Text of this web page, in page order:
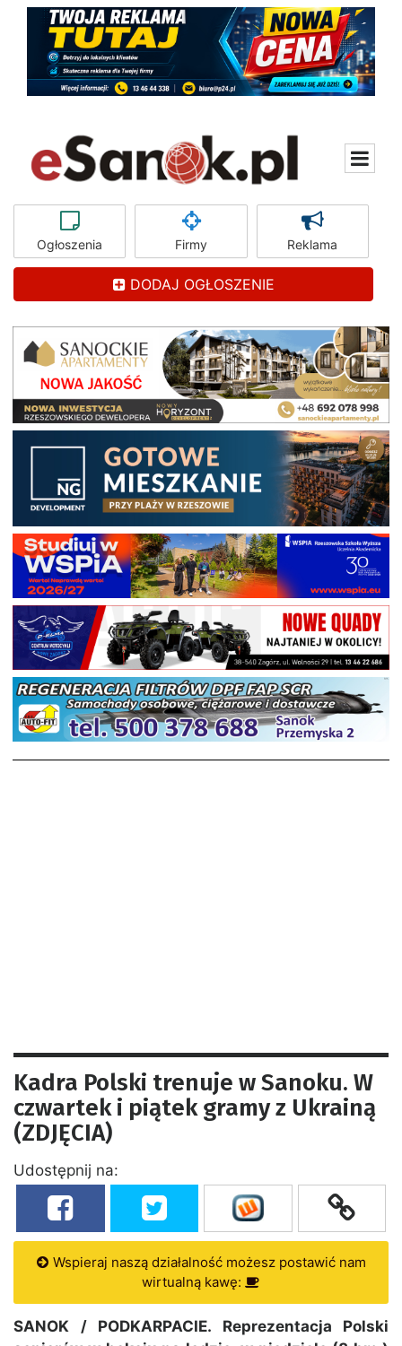
Ogłoszenia Firmy Reklama
DODAJ OGŁOSZENIE
Kadra Polski trenuje w Sanoku. W
czwartek i piątek gramy z Ukrainą
(ZDJĘCIA)
Udostępnij na:
Wspieraj naszą działalność możesz postawić nam
wirtualną kawę:
SANOK / PODKARPACIE. Reprezentacja Polski